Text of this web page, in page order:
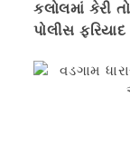
કલોલમાં કેરી
પોલીસ ફરિયાદ